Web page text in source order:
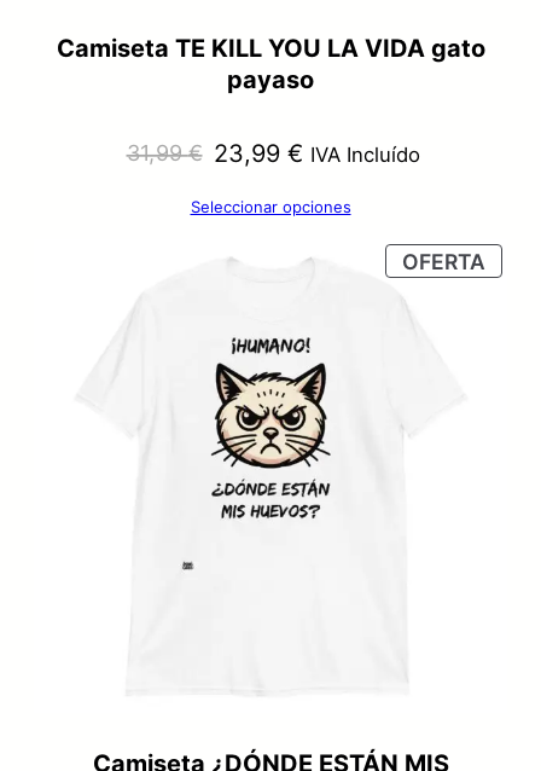
Camiseta TE KILL YOU LA VIDA gato
payaso
31,99€ El
precio
23,99 €El
precio
IVA Incluído
Seleccionar opciones
OFERTA
EN
Camiseta ¿DÓNDE ESTÁN MIS